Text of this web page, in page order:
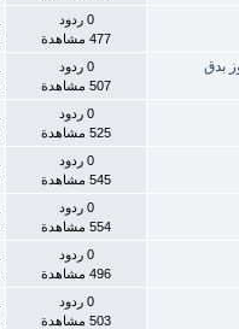
0 ردود
477 مشاهدة
بدق
0 ردود
507 مشاهدة
0 ردود
525 مشاهدة
0 ردود
545 مشاهدة
0 ردود
554 مشاهدة
0 ردود
496 مشاهدة
0 ردود
503 مشاهدة